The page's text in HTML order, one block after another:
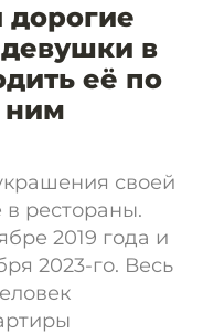
дорогие
в
её по
ним
своей
рестораны.
2019 года и
2023-го. Весь